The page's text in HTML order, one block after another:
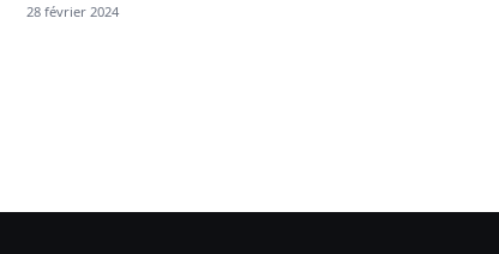
28 février 2024